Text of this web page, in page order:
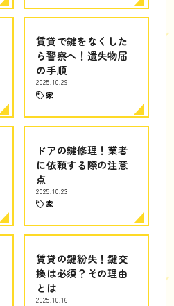
賃貸で鍵をなくした
ら警察へ！遺失物届
の手順
2025.10.29
家
ドアの鍵修理！業者
に依頼する際の注意
点
2025.10.23
家
賃貸の鍵紛失！鍵交
換は必須？その理由
とは
2025.10.16